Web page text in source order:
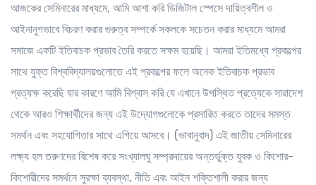
আজকের সেমিনারের মাধ্যমে, আমি আশা করি ডিজিটাল স্পেসে দায়িত্বশীল ও
আইনানুগভাবে বিচরণ করার গুরুত্ব সম্পর্কে সকলকে সচেতন করার মাধ্যমে আমরা
সমাজে একটি ইতিবাচক প্রভাব তৈরি করতে সক্ষম হয়েছি। আমরা ইতিমধ্যে প্রকল্পের
সাথে যুক্ত বিশ্ববিদ্যালয়গুলোতে এই প্রকল্পের ফলে অনেক ইতিবাচক প্রভাব
প্রত্যক্ষ করেছি যার কারণে আমি বিশ্বাস করি যে এখানে উপস্থিত প্রত্যেকে সারাদেশ
থেকে আরও শিক্ষার্থীদের জন্য এই উদ্যোগগুলোকে প্রসারিত করতে তাদের সমস্ত
সমর্থন এবং সহযোগিতার সাথে এগিয়ে আসবে। (ভাবানুবাদ) এই জাতীয় সেমিনারের
লক্ষ্য হল তরুণদের বিশেষ করে সংখ্যালঘু সম্প্রদায়ের অন্তর্ভুক্ত যুবক ও কিশোর-
কিশোরীদের সমর্থনে সুরক্ষা ব্যবস্থা, নীতি এবং আইন শক্তিশালী করার জন্য